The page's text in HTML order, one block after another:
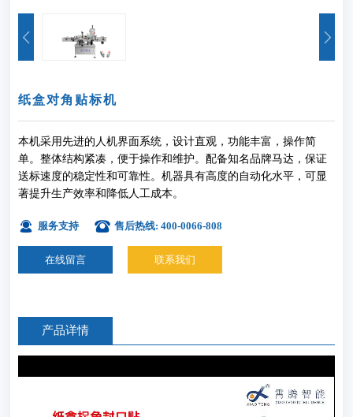
纸盒对角贴标机
本机采用先进的人机界面系统，设计直观，功能丰富，操作简
单。整体结构紧凑，便于操作和维护。配备知名品牌马达，保证
送标速度的稳定性和可靠性。机器具有高度的自动化水平，可显
著提升生产效率和降低人工成本。
服务支持 售后热线: 400-0066-808
在线留言 联系我们
产品详情